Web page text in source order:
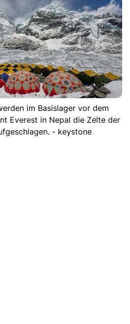
im Basislager vor dem
Everest in Nepal die Zelte der
- keystone